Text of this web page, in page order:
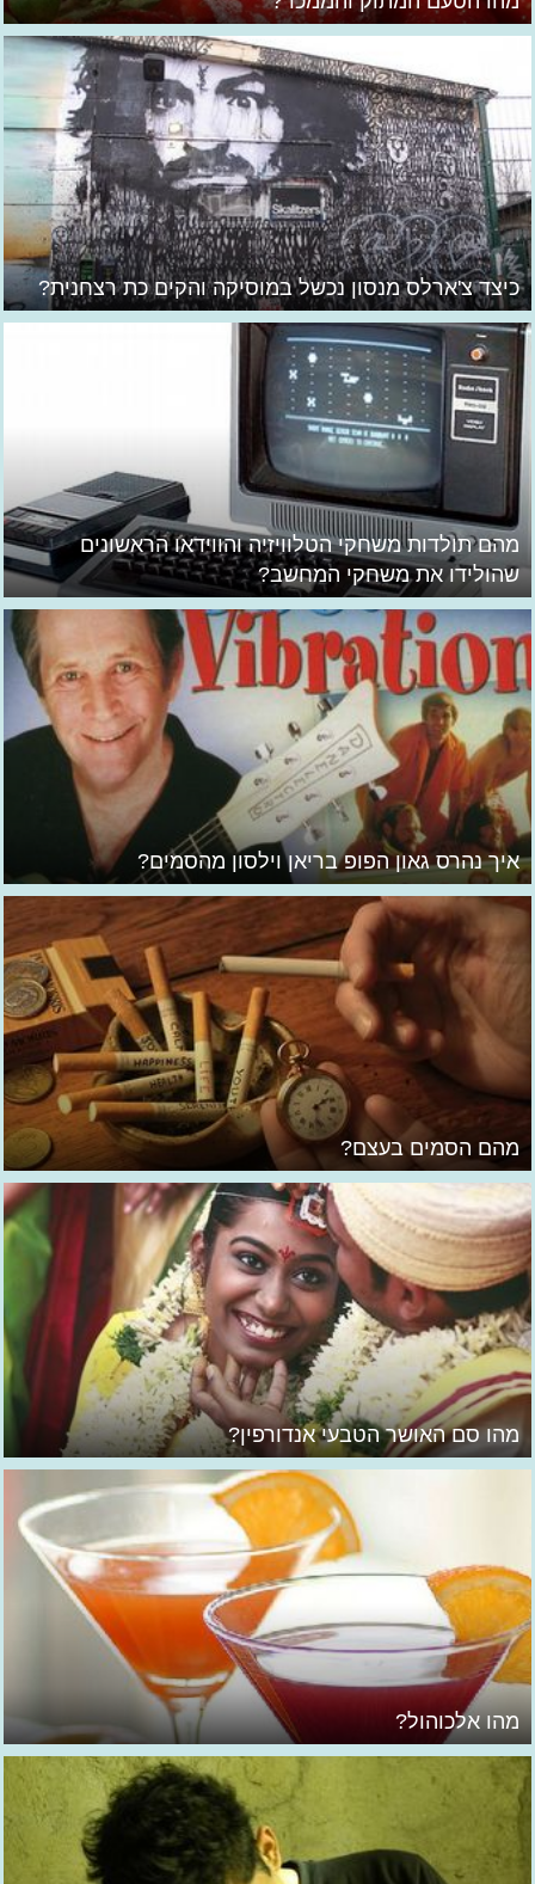
כיצד צ'ארלס מנסון נכשל במוסיקה והקים כת רצחנית?
מהם תולדות משחקי הטלוויזיה והווידאו הראשונים
שהולידו את משחקי המחשב?
איך נהרס גאון הפופ בריאן וילסון מהסמים?
מהם הסמים בעצם?
מהו סם האושר הטבעי אנדורפין?
מהו אלכוהול?